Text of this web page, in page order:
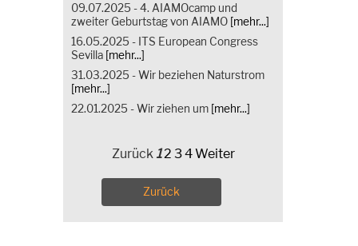
09.07.2025 - 4. AIAMOcamp und
zweiter Geburtstag von AIAMO [mehr...]
16.05.2025 - ITS European Congress
Sevilla [mehr...]
31.03.2025 - Wir beziehen Naturstrom
[mehr...]
22.01.2025 - Wir ziehen um [mehr...]
Zurück 1 2 34Weiter
Zurück